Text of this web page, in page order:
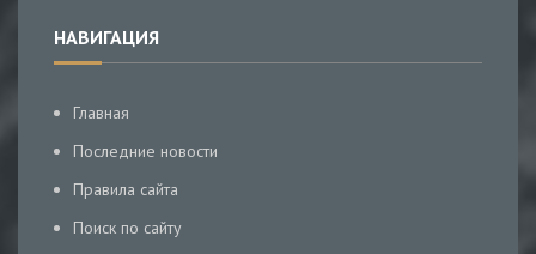
НАВИГАЦИЯ
Главная
Последние новости
Правила сайта
Поиск по сайту